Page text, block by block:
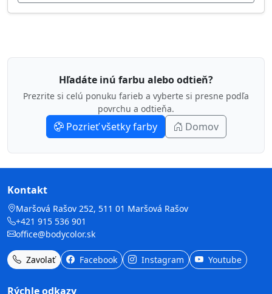
Hľadáte inú farbu alebo odtieň?
Prezrite si celú ponuku farieb a vyberte si presne podľa
povrchu a odtieňa.
Pozrieť všetky farby Domov
Kontakt
Maršová Rašov 252, 511 01 Maršová Rašov
+421 915 536 901
office@bodycolor.sk
Zavolať Facebook Instagram Youtube
Rýchle odkazy